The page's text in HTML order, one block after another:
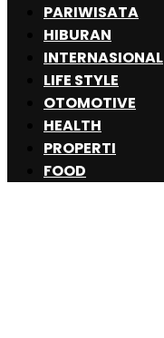
PARIWISATA
HIBURAN
INTERNASIONAL
LIFE STYLE
OTOMOTIVE
HEALTH
PROPERTI
FOOD